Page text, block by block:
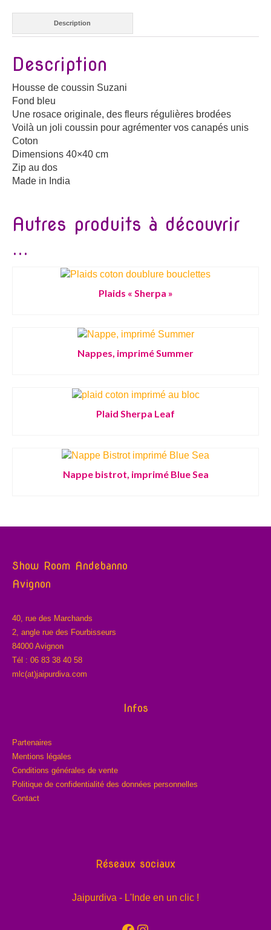
Description
Description
Housse de coussin Suzani
Fond bleu
Une rosace originale, des fleurs régulières brodées
Voilà un joli coussin pour agrémenter vos canapés unis
Coton
Dimensions 40×40 cm
Zip au dos
Made in India
Autres produits à découvrir
...
Plaids « Sherpa »
Nappes, imprimé Summer
Plaid Sherpa Leaf
Nappe bistrot, imprimé Blue Sea
Show Room Andebanno
Avignon
40, rue des Marchands
2, angle rue des Fourbisseurs
84000 Avignon
Tél : 06 83 38 40 58
mlc(at)jaipurdiva.com
Infos
Partenaires
Mentions légales
Conditions générales de vente
Politique de confidentialité des données personnelles
Contact
Réseaux sociaux
Jaipurdiva - L'Inde en un clic !